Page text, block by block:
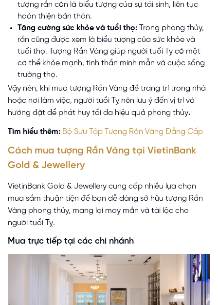
tượng rắn còn là biểu tượng của sự tái sinh, liên tục
hoàn thiện bản thân.
Tăng cường sức khỏe và tuổi thọ: Trong phong thủy,
rắn cũng được xem là biểu tượng của sức khỏe và
tuổi thọ. Tượng Rắn Vàng giúp người tuổi Tỵ có một
cơ thể khỏe mạnh, tinh thần minh mẫn và cuộc sống
trường thọ.
Vậy nên, khi mua tượng Rắn Vàng để trang trí trong nhà
hoặc nơi làm việc, người tuổi Tỵ nên lưu ý đến vị trí và
hướng đặt để phát huy tối đa hiệu quả phong thủy.
Tìm hiểu thêm: Bộ Sưu Tập Tượng Rắn Vàng Đẳng Cấp
Cách mua tượng Rắn Vàng tại VietinBank
Gold & Jewellery
VietinBank Gold & Jewellery cung cấp nhiều lựa chọn
mua sắm thuận tiện để bạn dễ dàng sở hữu tượng Rắn
Vàng phong thủy, mang lại may mắn và tài lộc cho
người tuổi Tỵ.
Mua trực tiếp tại các chi nhánh